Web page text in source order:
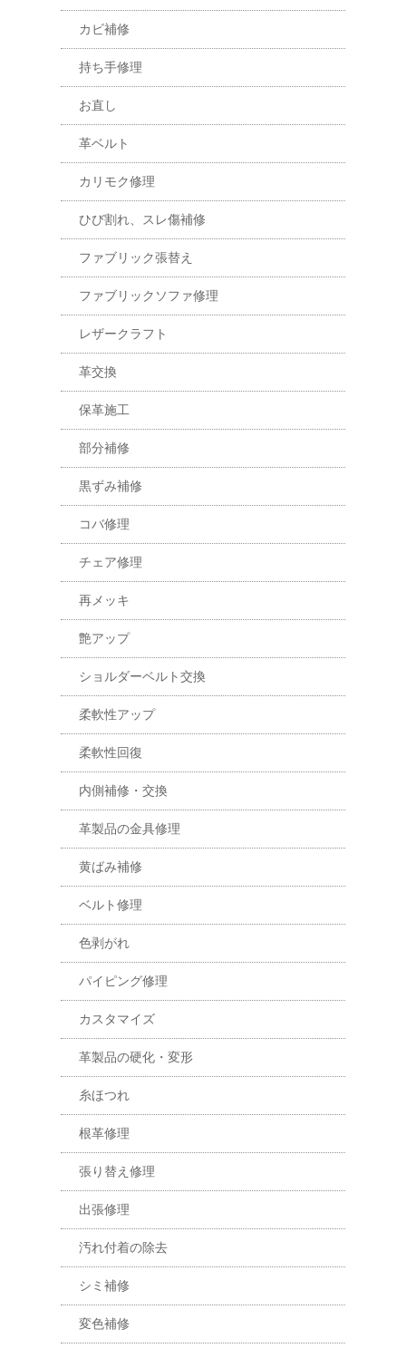
カビ補修
持ち手修理
お直し
革ベルト
カリモク修理
ひび割れ、スレ傷補修
ファブリック張替え
ファブリックソファ修理
レザークラフト
革交換
保革施工
部分補修
黒ずみ補修
コバ修理
チェア修理
再メッキ
艶アップ
ショルダーベルト交換
柔軟性アップ
柔軟性回復
内側補修・交換
革製品の金具修理
黄ばみ補修
ベルト修理
色剥がれ
パイピング修理
カスタマイズ
革製品の硬化・変形
糸ほつれ
根革修理
張り替え修理
出張修理
汚れ付着の除去
シミ補修
変色補修